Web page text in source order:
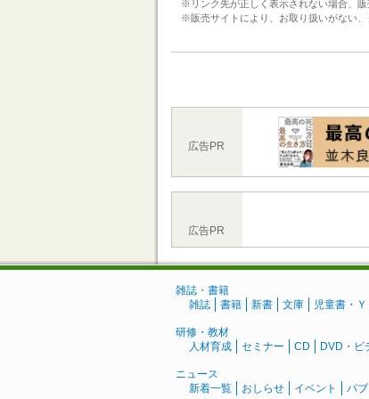
※リンク先が正しく表示されない場合、販
※販売サイトにより、お取り扱いがない、
広告PR
広告PR
雑誌・書籍
雑誌
書籍 新書 文庫 児童書・Ｙ
研修・教材
人材育成
セミナー CD DVD・ビ
ニュース
新着一覧
おしらせ イベント パ